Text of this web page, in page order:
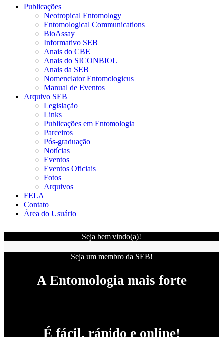
Publicações
Neotropical Entomology
Entomological Communications
BioAssay
Informativo SEB
Anais do CBE
Anais do SICONBIOL
Anais da SEB
Nomenclator Entomologicus
Manual de Eventos
Arquivo SEB
Legislação
Links
Publicações em Entomologia
Parceiros
Pós-graduação
Notícias
Eventos
Eventos Oficiais
Fotos
Arquivos
FELA
Contato
Área do Usuário
Seja bem vindo(a)!
Seja um membro da SEB!
A Entomologia mais forte
É fácil, rápido e online!